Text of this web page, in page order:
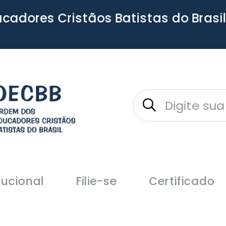
Cristãos Batistas do Brasil
Filie-se Certificado